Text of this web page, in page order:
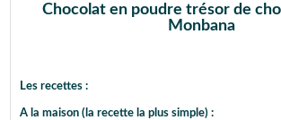
Chocolat en poudre trésor de
Monbana
Les recettes :
A la maison (la recette la plus simple) :